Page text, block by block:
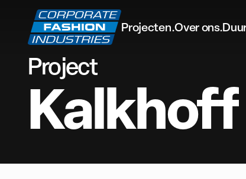
Projecten.Over ons.
Project
Kalkhoff